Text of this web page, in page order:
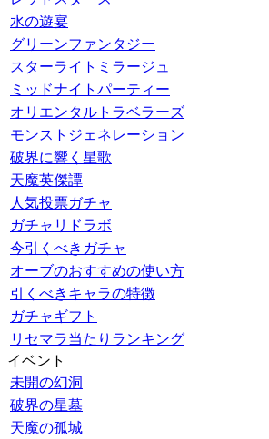
水の遊宴
グリーンファンタジー
スターライトミラージュ
ミッドナイトパーティー
オリエンタルトラベラーズ
モンストジェネレーション
破界に響く星歌
天魔英傑譚
人気投票ガチャ
ガチャリドラボ
今引くべきガチャ
オーブのおすすめの使い方
引くべきキャラの特徴
ガチャギフト
リセマラ当たりランキング
イベント
未開の幻洞
破界の星墓
天魔の孤城